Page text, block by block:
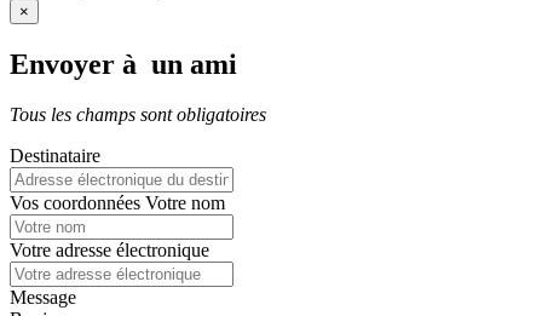
×
Envoyer à un ami
Tous les champs sont obligatoires
Destinataire
Vos coordonnées Votre nom
Votre adresse électronique
Message